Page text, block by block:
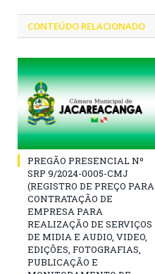
CONTEÚDO RELACIONADO
PREGÃO PRESENCIAL Nº
SRP 9/2024-0005-CMJ
(REGISTRO DE PREÇO PARA
CONTRATAÇÃO DE
EMPRESA PARA
REALIZAÇÃO DE SERVIÇOS
DE MIDIA E AUDIO, VIDEO,
EDIÇÕES, FOTOGRAFIAS,
PUBLICAÇÃO E